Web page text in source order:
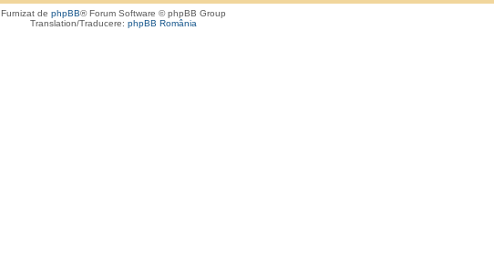
Furnizat de phpBB® Forum Software © phpBB Group
Translation/Traducere: phpBB România